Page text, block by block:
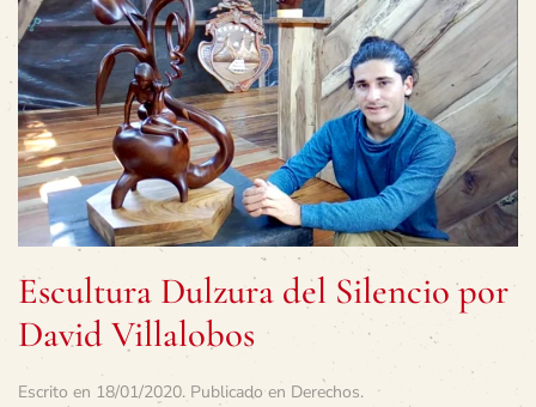
Escultura Dulzura del Silencio por
David Villalobos
Escrito en 18/01/2020. Publicado en Derechos.